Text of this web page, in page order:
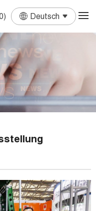
) Deutsch
English
Français
Deutsch
Español
Português